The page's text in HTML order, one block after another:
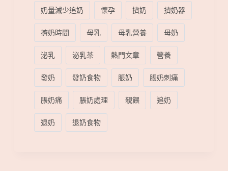
奶量減少追奶
懷孕 擠奶
擠奶器
擠奶時間
母乳 母乳營養
母奶
泌乳
泌乳茶 熱門文章
營養
發奶
發奶食物 脹奶
脹奶刺痛
脹奶痛
脹奶處理 親餵
追奶
退奶
退奶食物